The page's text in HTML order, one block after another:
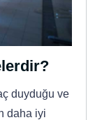
duyduğu ve
daha iyi